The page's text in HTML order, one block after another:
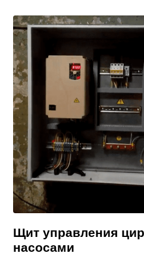
Щит управления
насосами